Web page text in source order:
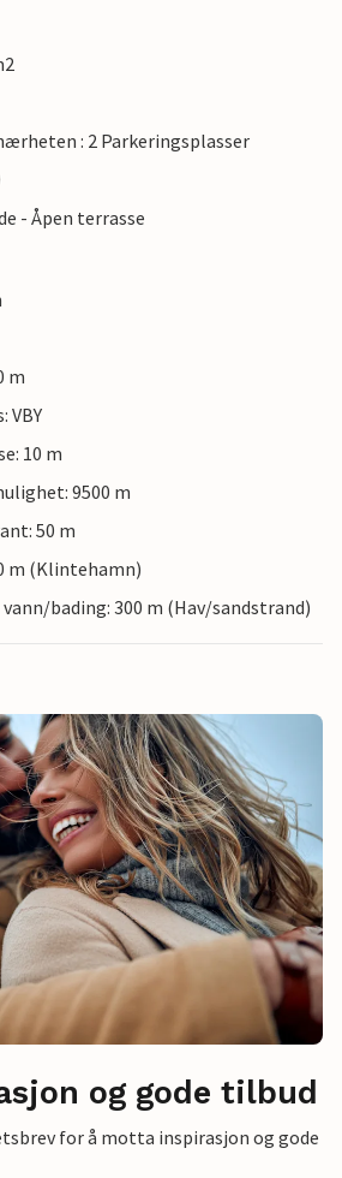
: 2 Parkeringsplasser
- Åpen terrasse
m
VBY
10 m
9500 m
50 m
m (Klintehamn)
bading: 300 m (Hav/sandstrand)
og gode tilbud
for å motta inspirasjon og gode